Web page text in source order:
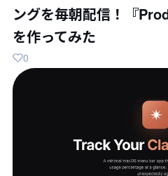
ングを毎朝配信！『
を作ってみた
0